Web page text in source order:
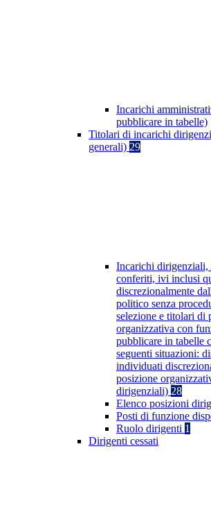
Incarichi
pubblicare in tabelle)
Titolari di incarichi
generali) 29
Incarichi dirigenziali,
conferiti, ivi inclusi
discrezionalmente
politico senza
selezione e titolari di
organizzativa con
pubblicare in tabelle
seguenti situazioni:
individuati
posizione
dirigenziali) 28
Elenco posizioni
Posti di funzione
Ruolo dirigenti 1
Dirigenti cessati